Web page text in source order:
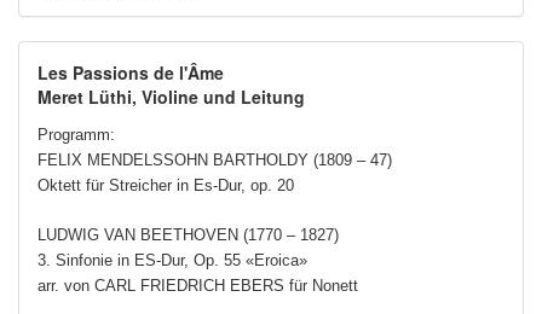
Les Passions de l'Âme
Meret Lüthi, Violine und Leitung
Programm:
FELIX MENDELSSOHN BARTHOLDY (1809 – 47)
Oktett für Streicher in Es-Dur, op. 20
LUDWIG VAN BEETHOVEN (1770 – 1827)
3. Sinfonie in ES-Dur, Op. 55 «Eroica»
arr. von CARL FRIEDRICH EBERS für Nonett